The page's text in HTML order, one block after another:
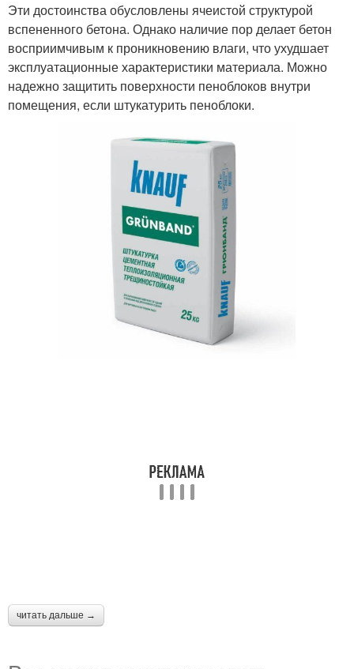
Эти достоинства обусловлены ячеистой структурой
вспененного бетона. Однако наличие пор делает бетон
восприимчивым к проникновению влаги, что ухудшает
эксплуатационные характеристики материала. Можно
надежно защитить поверхности пеноблоков внутри
помещения, если штукатурить пеноблоки.
читать дальше →